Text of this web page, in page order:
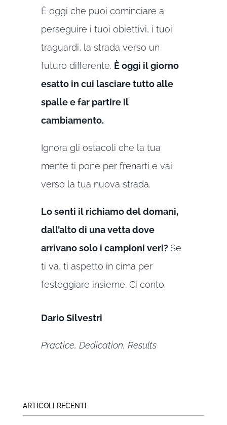
È oggi che puoi cominciare a
perseguire i tuoi obiettivi, i tuoi
traguardi, la strada verso un
futuro differente. È oggi il giorno
esatto in cui lasciare tutto alle
spalle e far partire il
cambiamento.
Ignora gli ostacoli che la tua
mente ti pone per frenarti e vai
verso la tua nuova strada.
Lo senti il richiamo del domani,
dall’alto di una vetta dove
arrivano solo i campioni veri? Se
ti va, ti aspetto in cima per
festeggiare insieme. Ci conto.
Dario Silvestri
Practice, Dedication, Results
ARTICOLI RECENTI